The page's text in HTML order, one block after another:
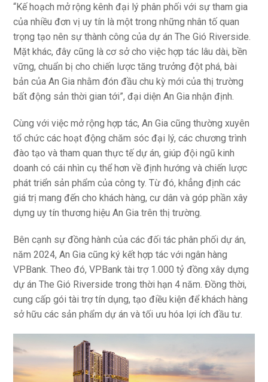
“Kế hoạch mở rộng kênh đại lý phân phối với sự tham gia
của nhiều đơn vị uy tín là một trong những nhân tố quan
trọng tạo nên sự thành công của dự án The Gió Riverside.
Mặt khác, đây cũng là cơ sở cho việc hợp tác lâu dài, bền
vững, chuẩn bị cho chiến lược tăng trưởng đột phá, bài
bản của An Gia nhằm đón đầu chu kỳ mới của thị trường
bất động sản thời gian tới”, đại diện An Gia nhận định.
Cùng với việc mở rộng hợp tác, An Gia cũng thường xuyên
tổ chức các hoạt động chăm sóc đại lý, các chương trình
đào tạo và tham quan thực tế dự án, giúp đội ngũ kinh
doanh có cái nhìn cụ thể hơn về định hướng và chiến lược
phát triển sản phẩm của công ty. Từ đó, khẳng định các
giá trị mang đến cho khách hàng, cư dân và góp phần xây
dựng uy tín thương hiệu An Gia trên thị trường.
Bên cạnh sự đồng hành của các đối tác phân phối dự án,
năm 2024, An Gia cũng ký kết hợp tác với ngân hàng
VPBank. Theo đó, VPBank tài trợ 1.000 tỷ đồng xây dựng
dự án The Gió Riverside trong thời hạn 4 năm. Đồng thời,
cung cấp gói tài trợ tín dụng, tạo điều kiện để khách hàng
sở hữu các sản phẩm dự án và tối ưu hóa lợi ích đầu tư.